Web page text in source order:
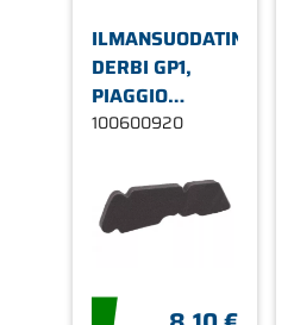
ILMANSUODATIN
DERBI GP1,
PIAGGIO
TYPHOON,
100600920